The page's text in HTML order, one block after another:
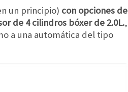
un principio) con opciones de
de 4 cilindros bóxer de 2.0L.,
a una automática del tipo